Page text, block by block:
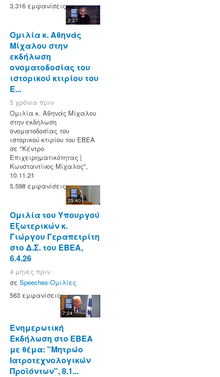
3,316 εμφανίσεις
2:27
Ομιλία κ. Αθηνάς
Μίχαλου στην
εκδήλωση
ονοματοδοσίας του
ιστορικού κτιρίου του
Ε...
5 χρόνια πριν
Ομιλία κ. Αθηνάς Μίχαλου
στην εκδήλωση
ονοματοδοσίας του
ιστορικού κτιρίου του ΕΒΕΑ
σε "Κέντρο
Επιχειρηματικότητας |
Κωνσταντίνος Μίχαλος",
10.11.21
5,598 εμφανίσεις
25:40
Ομιλία του Υπουργού
Εξωτερικών κ.
Γιώργου Γεραπετρίτη
στο Δ.Σ. του ΕΒΕΑ,
6.4.26
4 μήνες πριν
σε Speeches-Ομιλίες
563 εμφανίσεις
7:24
Ενημερωτική
Εκδήλωση στο ΕΒΕΑ
με θέμα: "Μητρώο
Ιατροτεχνολογικών
Προϊόντων", 8.1...